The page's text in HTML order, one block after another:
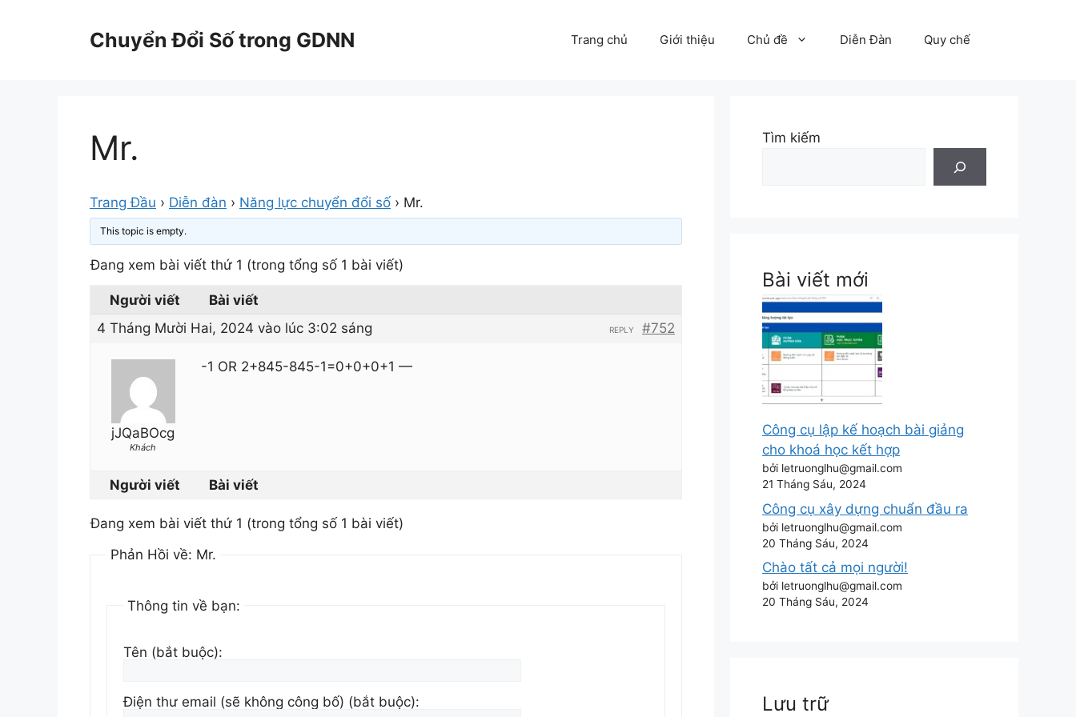
Chuyển Đổi Số trong GDNN Trang chủ Giới thiệu Chủ đề Diễn Đàn Quy chế
Mr.
Trang Đầu › Diễn đàn › Năng lực chuyển đổi số › Mr.
This topic is empty.
Đang xem bài viết thứ 1 (trong tổng số 1 bài viết)
Người viết
Bài viết
4 Tháng Mười Hai, 2024 vào lúc 3:02 sáng
#752
REPLY
jJQaBOcg
Khách
-1 OR 2+845-845-1=0+0+0+1 —
Người viết Bài viết
Đang xem bài viết thứ 1 (trong tổng số 1 bài viết)
Phản Hồi về: Mr.
Thông tin về bạn:
Tên (bắt buộc):
Điện thư email (sẽ không công bố) (bắt buộc):
Tìm kiếm
Bài viết mới
Công cụ lập kế hoạch bài giảng
cho khoá học kết hợp
bởi letruonglhu@gmail.com
21 Tháng Sáu, 2024
Công cụ xây dựng chuẩn đầu ra
bởi letruonglhu@gmail.com
20 Tháng Sáu, 2024
Chào tất cả mọi người!
bởi letruonglhu@gmail.com
20 Tháng Sáu, 2024
Lưu trữ